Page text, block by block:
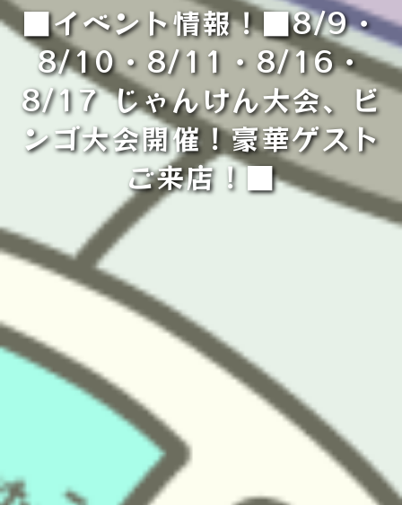
■イベント情報！■8/9・
8/10・8/11・8/16・
8/17 じゃんけん大会、ビ
ンゴ大会開催！豪華ゲスト
ご来店！■